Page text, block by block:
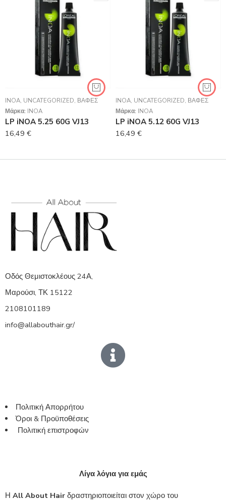
INOA, UNCATEGORIZED, ΒΑΦΈΣ
Μάρκα: INOA
LP iNOA 5.25 60G VJ13
16,49 €
INOA, UNCATEGORIZED, ΒΑΦΈΣ
Μάρκα: INOA
LP iNOA 5.12 60G VJ13
16,49 €
Οδός Θεμιστοκλέους 24Α,
Μαρούσι, ΤΚ 15122
2108101189
info@allabouthair.gr/
Πολιτική Απορρήτου
Όροι & Προϋποθέσεις
Πολιτική επιστροφών
Λίγα λόγια για εμάς
Η All About Hair δραστηριοποιείται στον χώρο του